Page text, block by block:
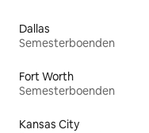
Dallas
Semesterboenden
Fort Worth
Semesterboenden
Kansas City